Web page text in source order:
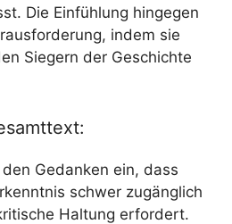
Die Einfühlung hingegen
indem sie
Siegern der Geschichte
Gedanken ein, dass
schwer zugänglich
Haltung erfordert.